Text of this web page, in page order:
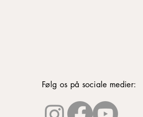
Følg os på sociale medier: